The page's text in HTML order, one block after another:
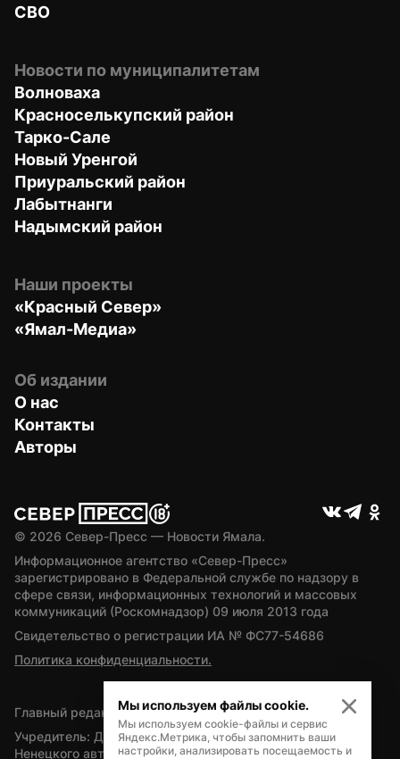
СВО
Новости по муниципалитетам
Волноваха
Красноселькупский район
Тарко-Сале
Новый Уренгой
Приуральский район
Лабытнанги
Надымский район
Наши проекты
«Красный Север»
«Ямал-Медиа»
Об издании
О нас
Контакты
Авторы
© 2026 Север-Пресс — Новости Ямала.
Информационное агентство «Север-Пресс»
зарегистрировано в Федеральной службе по надзору в
сфере связи, информационных технологий и массовых
коммуникаций (Роскомнадзор) 09 июля 2013 года
Свидетельство о регистрации ИА № ФС77-54686
Политика конфиденциальности.
Главный редактор — А.Л. Поздеев
Учредитель: Департамент внутренней политики Ямало-
Ненецкого автономного округа
Мы используем файлы cookie.
Мы используем cookie-файлы и сервис
Яндекс.Метрика, чтобы запомнить ваши
настройки, анализировать посещаемость и